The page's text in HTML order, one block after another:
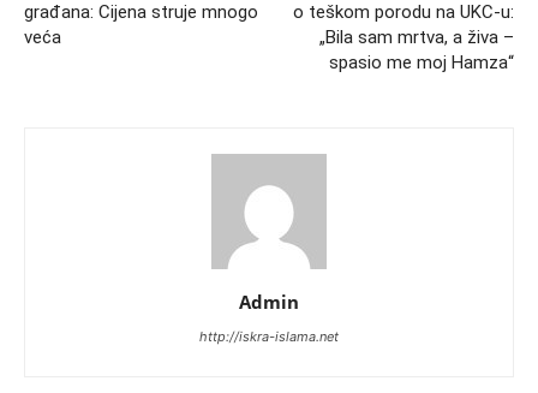
građana: Cijena struje mnogo
veća
o teškom porodu na UKC-u:
„Bila sam mrtva, a živa –
spasio me moj Hamza“
Admin
http://iskra-islama.net